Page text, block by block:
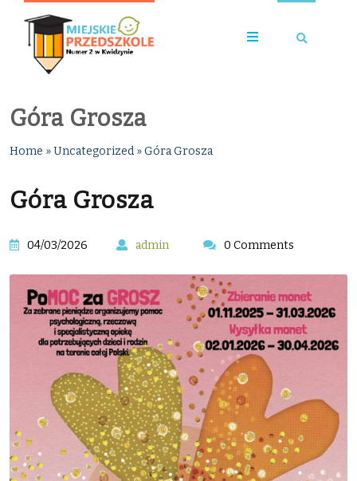
Góra Grosza
Home »Uncategorized »Góra Grosza
Góra Grosza
04/03/2026 admin 0 Comments